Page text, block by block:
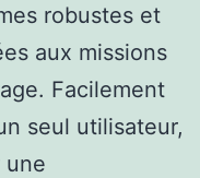
robustes et
aux missions
Facilement
seul utilisateur,
une